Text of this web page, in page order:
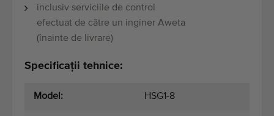
inclusiv serviciile de control
efectuat de către un inginer Aweta
(înainte de livrare)
Specificații tehnice:
Model: HSG1-8